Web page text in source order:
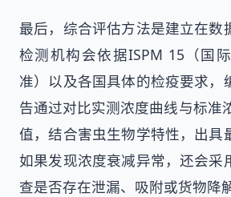
最后，综合评估方法是建立在数
检测机构会依据ISPM 15（国
准）以及各国具体的检疫要求，
告通过对比实测浓度曲线与标准
值，结合害虫生物学特性，出具
如果发现浓度衰减异常，还会采
查是否存在泄漏、吸附或货物降